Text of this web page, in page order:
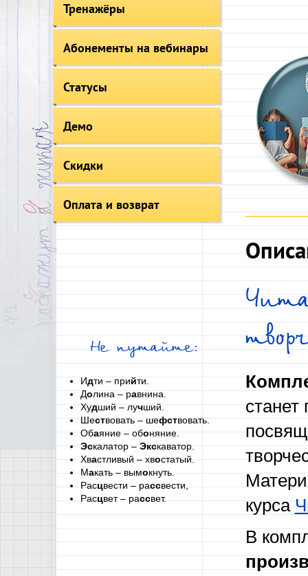
Тренажёры
Абонементы на вебинары
Статусы
Демо
Скидки
Оплата и возврат
Не путайте:
Идти – прийти.
Долина – равнина.
Худший – лучший.
Шествовать – шефствовать.
Обаяние – обоняние.
Эскалатор –Экскаватор.
Хвастливый – хвостатый.
Макать – вымокнуть.
Расцвести – рассвести,
Расцвет – рассвет.
станет
курса
В